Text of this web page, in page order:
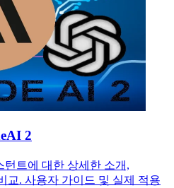
2
턴트에 대한 상세한 소개,
교. 사용자 가이드 및 실제 적용